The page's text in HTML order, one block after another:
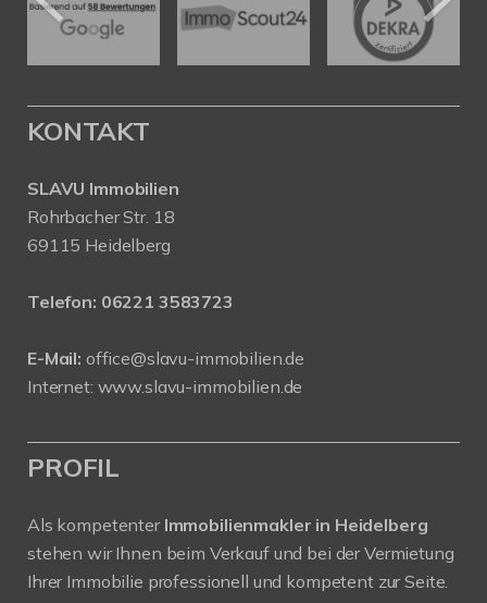
KONTAKT
SLAVU Immobilien
Rohrbacher Str. 18
69115 Heidelberg
Telefon: 06221 3583723
E-Mail: office@slavu-immobilien.de
Internet: www.slavu-immobilien.de
PROFIL
Als kompetenter Immobilienmakler in Heidelberg
stehen wir Ihnen beim Verkauf und bei der Vermietung
Ihrer Immobilie professionell und kompetent zur Seite.